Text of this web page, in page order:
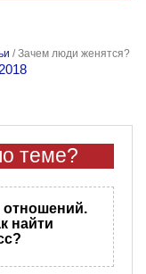
/Зачем люди женятся?
теме?
найти